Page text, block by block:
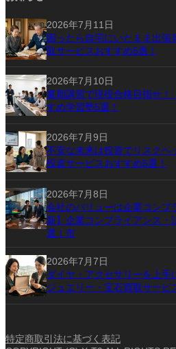
2026年7月11日
困ったら自宅にいたまま出
取サービスおすすめ5選！
2026年7月10日
夏期講習で現役合格目指せ
すめ学習塾5選！
2026年7月9日
不安な未来は投資でリスク
投資サービスおすすめ5選！
2026年7月8日
会社のバリューは企業コン
新】企業コンプライアンス
選！市
2026年7月7日
ダイヤ・アクセサリーを上手
ジュエリー・宝石買取サービ
特定商取引法に基づく表記